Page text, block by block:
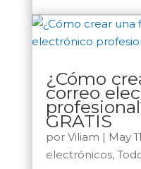
¿Cómo
correo
GRATIS
por Viliam | May
electrónicos,